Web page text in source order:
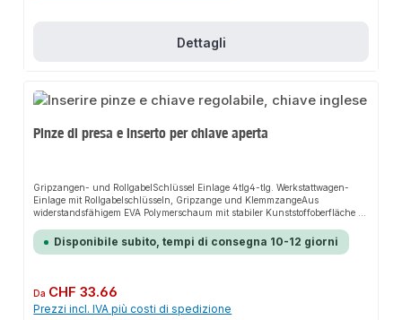
Dettagli
Pinze di presa e inserto per chiave aperta
Gripzangen- und RollgabelSchlüssel Einlage 4tlg4-tlg. Werkstattwagen-
Einlage mit Rollgabelschlüsseln, Gripzange und KlemmzangeAus
widerstandsfähigem EVA Polymerschaum mit stabiler Kunststoffoberfläche in
Werkzeugbeschriftung für mehr ÜbersichtlichkeitHochwertige Optik, höhere
Stabilität und geringere Schmutzanfälligkeit durch CarbonfinishWerkzeuge
mm
Disponibile subito, tempi di consegna 10-12 giorni
Prezzo normale:
Da CHF 33.66
Prezzi incl. IVA più costi di spedizione